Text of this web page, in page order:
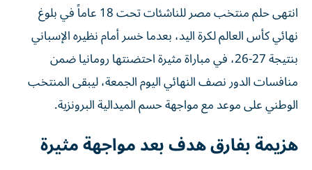
انتهى حلم منتخب مصر للناشئات تحت 18 عاماً في بلوغ
نهائي كأس العالم لكرة اليد، بعدما خسر أمام نظيره الإسباني
بنتيجة 27-26، في مباراة مثيرة احتضنتها رومانيا ضمن
منافسات الدور نصف النهائي اليوم الجمعة، ليبقى المنتخب
الوطني على موعد مع مواجهة حسم الميدالية البرونزية.
هزيمة بفارق هدف بعد مواجهة مثيرة